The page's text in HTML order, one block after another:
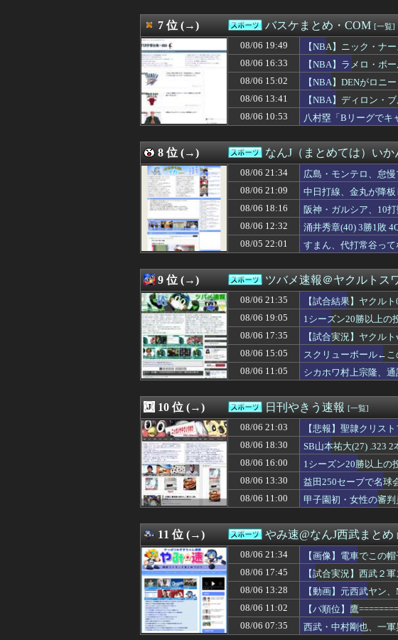
08/06 17:21
【ソフトバンクvs日本ハム 17回戦
08/06 17:15
【試合実況】[2026/8/6]DeNAベイ
08/06 17:15
◆悲報◆自称サッカー好き芸人、土
08/06 17:10
前田大然が親善試合で新天地デビ
08/06 17:09
【阪神スタメン】2(二)中野 6(左)
08/06 17:00
【ドラゴンズ実況】8/6 中日vsヤク
08/06 16:52
【速報】かっこいいアスリート調
08/06 16:33
【NBA】ラメロ・ボールの旧宅の
08/06 16:30
【公示】DeNA、ビドが1軍登録、
08/06 16:24
【公示】DeNAO.ビドが一軍昇格
08/06 16:21
【動画】U-NEXTの来季のプレミア
08/06 16:08
【日本ハム】細野晴希が登録/山縣
08/06 16:08
【速報】韓国警察、大韓サッカー協
08/06 16:03
【試合結果】日本ハム2軍vsハヤテ
08/06 16:00
◆女子W杯◆伯剌西爾大会チケット
08/06 16:00
本田圭佑のW杯と移民問題に関する
08/06 16:00
1シーズン20勝以上の投手が一切出
08/06 15:30
昨季60本塁打・OPS.948の『カル
08/06 15:23
川瀬晃さん、京セラ試合後渋滞に巻
08/06 15:18
【悲報】大谷翔平さん、PCAに
08/06 15:05
スクリューボール←この変化球を投
08/06 15:02
【NBA】DENがロニー・ウォーカー
08/06 15:00
【悲報】各務原とかいう地名、岐
08/06 14:45
◆Ｊリーグ◆浦和、東海大DF田中玲
08/06 14:40
【悲報】「“日本のイ・ガンイン”と
08/06 14:26
千賀滉大 14登板0勝8敗防御率
08/06 14:13
カープ2軍『10時半試合開始の為
08/06 13:41
【NBA】ディロン・ブルックス、
08/06 13:30
◆Ｊリーグ◆FC東京、東京ダービー
08/06 13:30
益田250セーブで名球会入り ←こ
08/06 13:28
【動画】元西武ヤン、MLB初登板で
08/06 13:27
ホークス、交流戦前のハム戦(5月
08/06 13:00
まさか敗因が『早川の回跨ぎ』に
08/06 12:40
【日本ハム2軍vsハヤテ ファーム交
08/06 12:39
カブスPCAさん、打率.288 26本 28
08/06 12:32
涌井秀章(40) 3勝1敗 4QS 防御率2.88
08/06 12:25
【ハマスタバトル】三嶋解説員「勝
08/06 12:15
◆悲報◆韓国代表洪明甫前監督マル
08/06 12:14
【悲報】日ハム、今日もSBに圧倒
08/06 12:13
カープ佐々木泰（8月OPS.875打率
08/06 12:00
中日ドラゴンズ、今日勝てれば上
08/06 12:00
「育児に興味あるのかな？と思っ
08/06 12:00
髙橋遥人、シーズンをフルで戦う
08/06 12:00
【朗報】大谷翔平さん、OPSナ・リ
08/06 11:56
日本ハム新庄監督、退任なら複数
7 位 (→) バスケまとめ・COM [一覧]
08/06 19:49
【NBA】ニック・ナ
08/06 16:33
【NBA】ラメロ・ボ
08/06 15:02
【NBA】DENがロニ
08/06 13:41
【NBA】ディロン・
08/06 10:53
八村塁「Bリーグでキ
8 位 (→) なんJ（まとめては）いか
08/06 21:34
広島・モンテロ、怠
08/06 21:09
中日打線、金丸が降
08/06 18:16
阪神・ガルシア、10
08/06 12:32
涌井秀章(40) 3勝1敗
08/05 22:01
すまん、代打常谷って
9 位 (→) ツバメ速報＠ヤクルトス
08/06 21:35
【試合結果】ヤクル
08/06 19:05
1シーズン20勝以上の
08/06 17:35
【試合実況】ヤクル
08/06 15:05
スクリューボール←こ
08/06 11:05
シカホワ村上宗隆、
10 位 (→) 日刊やきう速報 [一覧]
08/06 21:03
【悲報】聖隷クリス
08/06 18:30
SB山本祐大(27) .323 2
08/06 16:00
1シーズン20勝以上の
08/06 13:30
益田250セーブで名球
08/06 11:00
甲子園初・女性の審
11 位 (→) やみ速@なんJ西武まとめ
08/06 21:34
【画像】電車でこの
08/06 17:45
【試合実況】西武２
08/06 13:28
【動画】元西武ヤン
08/06 11:02
【パ順位】鷹
08/06 07:35
西武・中村剛也、一軍